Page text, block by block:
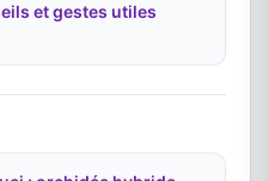
et gestes utiles